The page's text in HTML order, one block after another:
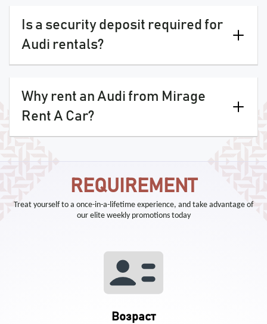
Is a security deposit required for
Audi rentals?
Why rent an Audi from Mirage
Rent A Car?
REQUIREMENT
Treat yourself to a once-in-a-lifetime experience, and take advantage of
our elite weekly promotions today
Возраст